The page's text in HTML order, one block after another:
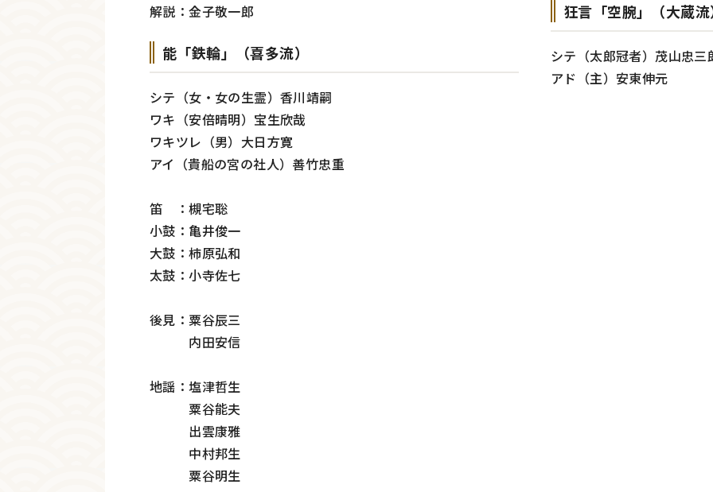
解説：金子敬一郎
能「鉄輪」（喜多流）
シテ（女・女の生霊）香川靖嗣
ワキ（安倍晴明）宝生欣哉
ワキツレ（男）大日方寛
アイ（貴船の宮の社人）善竹忠重
笛 ：槻宅聡
小鼓：亀井俊一
大鼓：柿原弘和
太鼓：小寺佐七
後見：粟谷辰三
内田安信
地謡：塩津哲生
粟谷能夫
出雲康雅
中村邦生
粟谷明生
狂言「空腕」（大蔵
シテ（太郎冠者）茂山忠三
アド（主）安東伸元